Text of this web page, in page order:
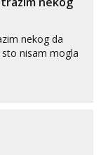
nekog da
nisam mogla